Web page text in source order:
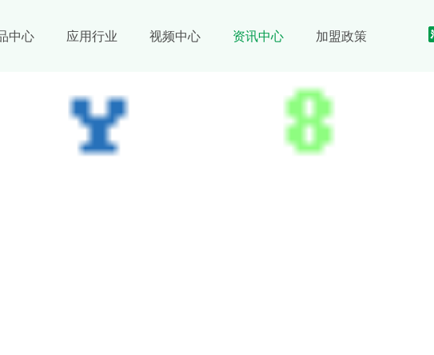
中心 应用行业 视频中心 资讯中心 加盟政策